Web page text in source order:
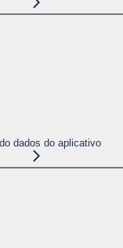
dados do aplicativo